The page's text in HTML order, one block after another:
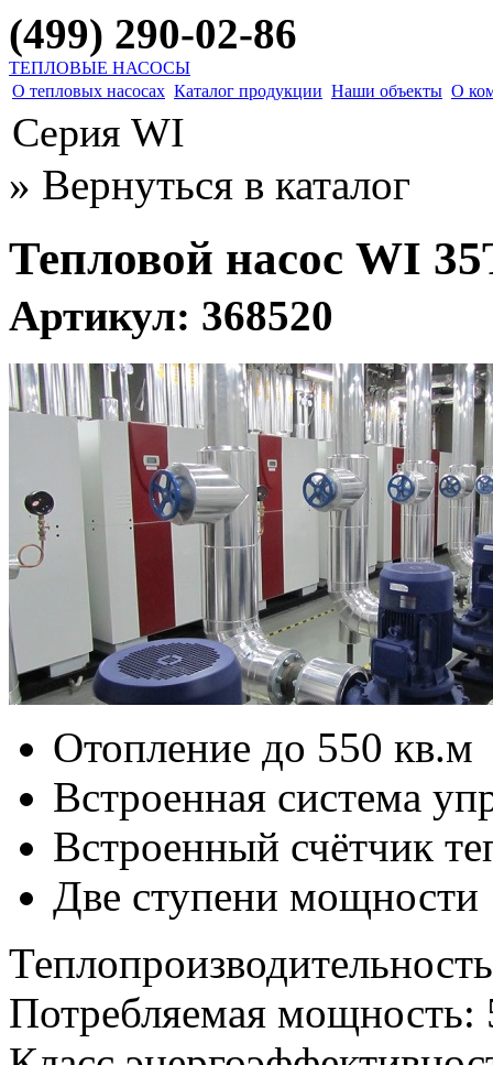
(499) 290-02-86
ТЕПЛОВЫЕ НАСОСЫ
О тепловых насосах Каталог продукции Наши объекты О
Серия WI
» Вернуться в каталог
Тепловой насос WI
Артикул: 368520
Отопление до 550 кв.м
Встроенная система
Встроенный счётчик
Две ступени мощности
Потребляемая мощность: